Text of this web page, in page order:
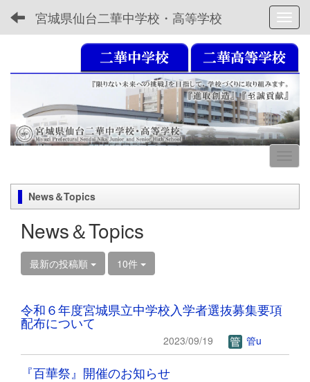
宮城県仙台二華中学校・高等学校
News＆Topics
News＆Topics
最新の投稿順 10件
令和６年度宮城県立中学校入学者選抜募集要項
配布について
2023/09/19 管u
『百華祭』開催のお知らせ